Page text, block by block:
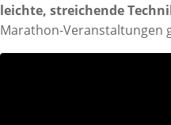
leichte, streichende
Marathon-Veranstaltungen